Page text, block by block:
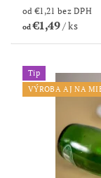
od €1,21 bez DPH
od€1,49/ ks
Tip
VÝROBA AJ NA